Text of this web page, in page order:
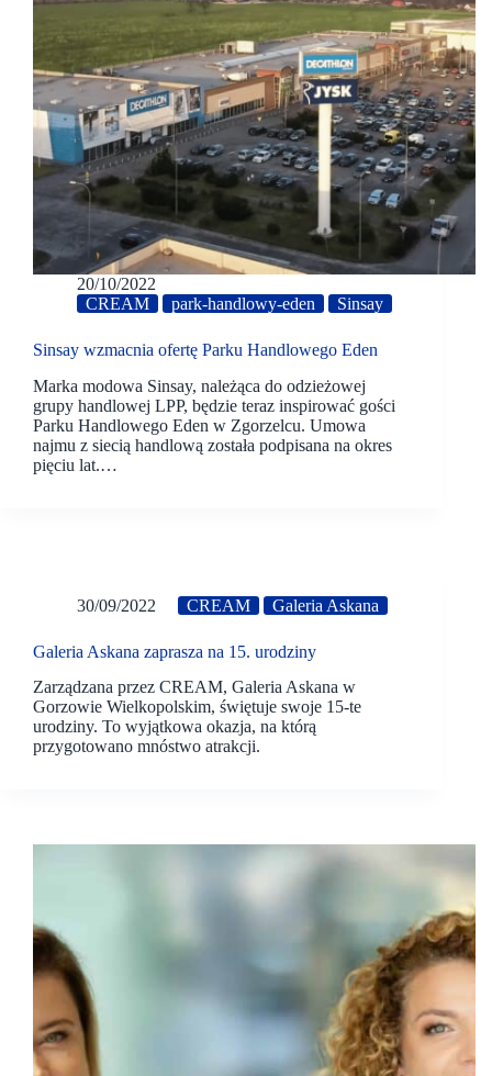
20/10/2022
CREAM
park-handlowy-eden Sinsay
Sinsay wzmacnia ofertę Parku Handlowego Eden
Marka modowa Sinsay, należąca do odzieżowej
grupy handlowej LPP, będzie teraz inspirować gości
Parku Handlowego Eden w Zgorzelcu. Umowa
najmu z siecią handlową została podpisana na okres
pięciu lat.…
30/09/2022 CREAM Galeria Askana
Galeria Askana zaprasza na 15. urodziny
Zarządzana przez CREAM, Galeria Askana w
Gorzowie Wielkopolskim, świętuje swoje 15-te
urodziny. To wyjątkowa okazja, na którą
przygotowano mnóstwo atrakcji.